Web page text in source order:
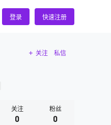
登录 快速注册
关注 私信
关注
0
粉丝
0